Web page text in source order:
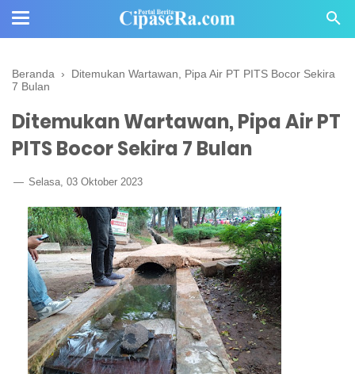
Beranda › Ditemukan Wartawan, Pipa Air PT PITS Bocor Sekira
7 Bulan
Ditemukan Wartawan, Pipa Air PT
PITS Bocor Sekira 7 Bulan
Selasa, 03 Oktober 2023